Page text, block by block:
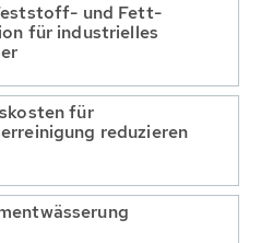
und Fett-
für industrielles
für
reduzieren